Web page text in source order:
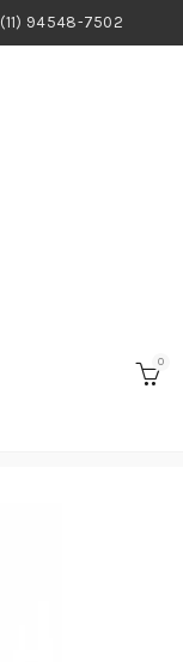
(11) 94548-7502
0